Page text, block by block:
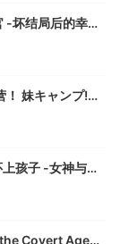
-坏结局后的幸福
！ 妹キャンプ!
Covert Agent